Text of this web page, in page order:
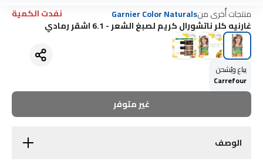
منتجات أُخرى منGarnier Color Naturals
نفدت الكمية
غارنيه كلر ناتشورال كريم لصبغ الشعر - 6.1 اشقر رمادي
يباع ويُشحن
Carrefour
غير متوفر
الوصف